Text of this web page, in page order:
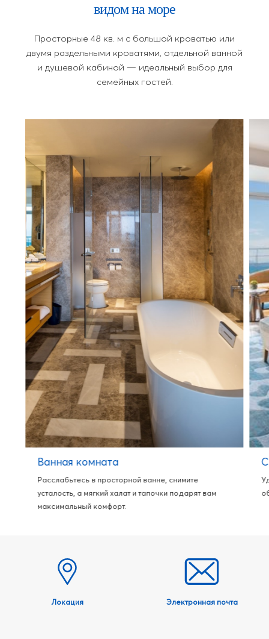
видом на море
Просторные 48 кв. м с большой кроватью или
двумя раздельными кроватями, отдельной ванной
и душевой кабиной — идеальный выбор для
семейных гостей.
Ванная комната
Расслабьтесь в просторной ванне, снимите
усталость, а мягкий халат и тапочки подарят вам
максимальный комфорт.
Локация Электронная почта